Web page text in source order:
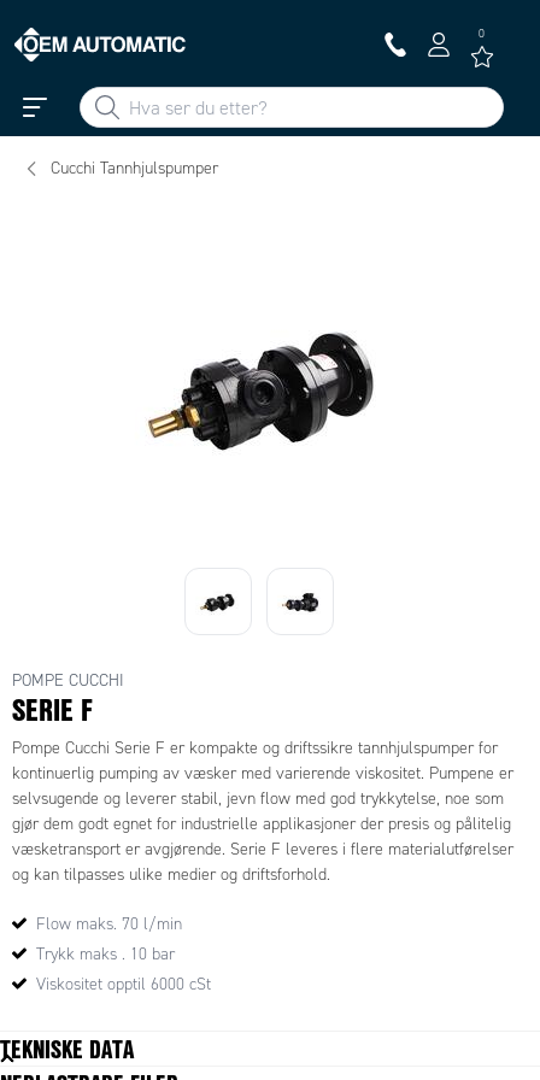
0
Cucchi Tannhjulspumper
POMPE CUCCHI
SERIE F
Pompe Cucchi Serie F er kompakte og driftssikre tannhjulspumper for
kontinuerlig pumping av væsker med varierende viskositet. Pumpene er
selvsugende og leverer stabil, jevn flow med god trykkytelse, noe som
gjør dem godt egnet for industrielle applikasjoner der presis og pålitelig
væsketransport er avgjørende. Serie F leveres i flere materialutførelser
og kan tilpasses ulike medier og driftsforhold.
Flow maks. 70 l/min
Trykk maks . 10 bar
Viskositet opptil 6000 cSt
TEKNISKE DATA